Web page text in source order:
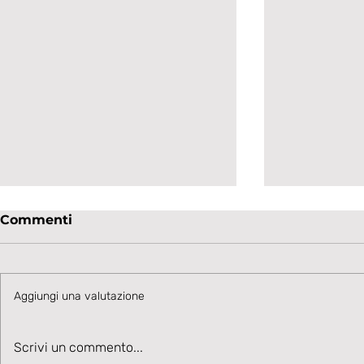
Velocità, Potenza, Gol,
Commenti
Aggiungi una valutazione
Scrivi un commento...